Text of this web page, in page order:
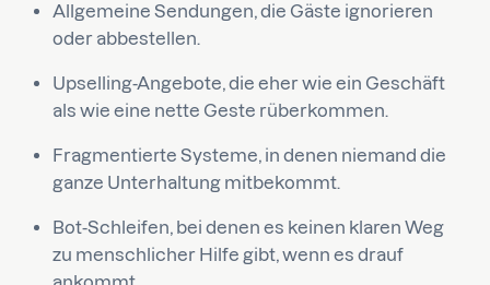
Allgemeine Sendungen, die Gäste ignorieren
oder abbestellen.
Upselling-Angebote, die eher wie ein Geschäft
als wie eine nette Geste rüberkommen.
Fragmentierte Systeme, in denen niemand die
ganze Unterhaltung mitbekommt.
Bot-Schleifen, bei denen es keinen klaren Weg
zu menschlicher Hilfe gibt, wenn es drauf